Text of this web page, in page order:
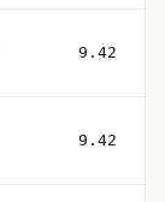
9.42
9.42